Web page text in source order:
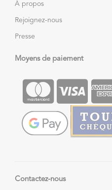
À propos
Rejoignez-nous
Presse
Moyens de paiement
Contactez-nous